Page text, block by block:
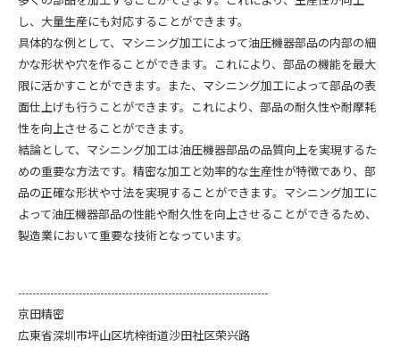
し、大量生産にも対応することができます。
具体的な例として、マシニング加工によって油圧機器部品の内部の細
かな形状や穴を作ることができます。これにより、部品の機能を最大
限に活かすことができます。また、マシニング加工によって部品の表
面仕上げも行うことができます。これにより、部品の耐久性や耐摩耗
性を向上させることができます。
結論として、マシニング加工は油圧機器部品の品質向上を実現するた
めの重要な方法です。精密な加工と効率的な生産性が特徴であり、部
品の正確な形状や寸法を実現することができます。マシニング加工に
よって油圧機器部品の性能や耐久性を向上させることができるため、
製造業において重要な技術となっています。
----------------------------------------------------------------------
京田精密
広東省深圳市坪山区坑梓街道沙田社区荣兴路